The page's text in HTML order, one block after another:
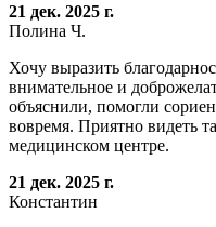
21 дек. 2025 г.
Полина Ч.
Хочу выразить
внимательное и
объяснили, помогли
вовремя. Приятно видеть
медицинском центре.
21 дек. 2025 г.
Константин